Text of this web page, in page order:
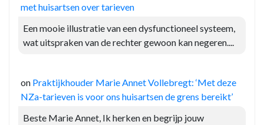
met huisartsen over tarieven
Een mooie illustratie van een dysfunctioneel systeem,
wat uitspraken van de rechter gewoon kan negeren....
on Praktijkhouder Marie Annet Vollebregt: ‘Met deze
NZa-tarieven is voor ons huisartsen de grens bereikt’
Beste Marie Annet, Ik herken en begrijp jouw